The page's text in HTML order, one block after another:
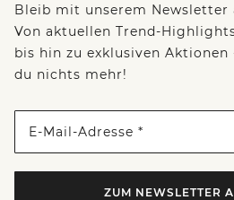
Bleib mit unserem Newsletter
Von aktuellen Trend-
bis hin zu exklusiven
du nichts mehr!
E-Mail-Adresse *
ZUM NEWSLETTER